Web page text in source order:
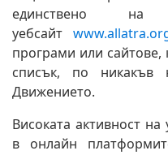
единствено на
уебсайт
програми или сайтове,
списък, по
Движението.
Високата активност
в онлайн